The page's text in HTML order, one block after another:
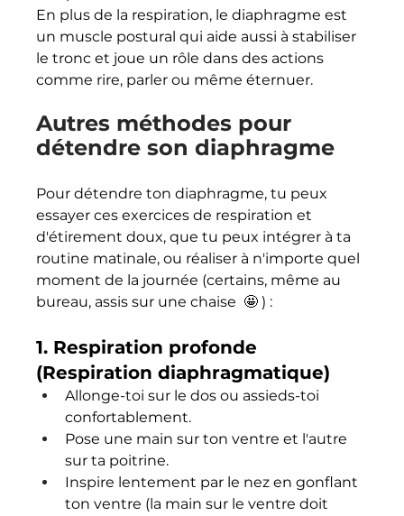
En plus de la respiration, le diaphragme est
un muscle postural qui aide aussi à stabiliser
le tronc et joue un rôle dans des actions
comme rire, parler ou même éternuer.
Autres méthodes pour
détendre son diaphragme
Pour détendre ton diaphragme, tu peux
essayer ces exercices de respiration et
d'étirement doux, que tu peux intégrer à ta
routine matinale, ou réaliser à n'importe quel
moment de la journée (certains, même au
bureau, assis sur une chaise  🤩 ) :
1. Respiration profonde
(Respiration diaphragmatique)
Allonge-toi sur le dos ou assieds-toi
confortablement.
Pose une main sur ton ventre et l'autre
sur ta poitrine.
Inspire lentement par le nez en gonflant
ton ventre (la main sur le ventre doit